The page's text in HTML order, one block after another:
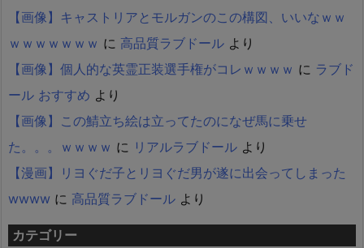
【画像】キャストリアとモルガンのこの構図、いいなｗｗ
ｗｗｗｗｗｗｗ に 高品質ラブドール より
【画像】個人的な英霊正装選手権がコレｗｗｗｗ に ラブド
ール おすすめ より
【画像】この鯖立ち絵は立ってたのになぜ馬に乗せ
た。。。ｗｗｗｗ に リアルラブドール より
【漫画】リヨぐだ子とリヨぐだ男が遂に出会ってしまった
wwww に 高品質ラブドール より
カテゴリー